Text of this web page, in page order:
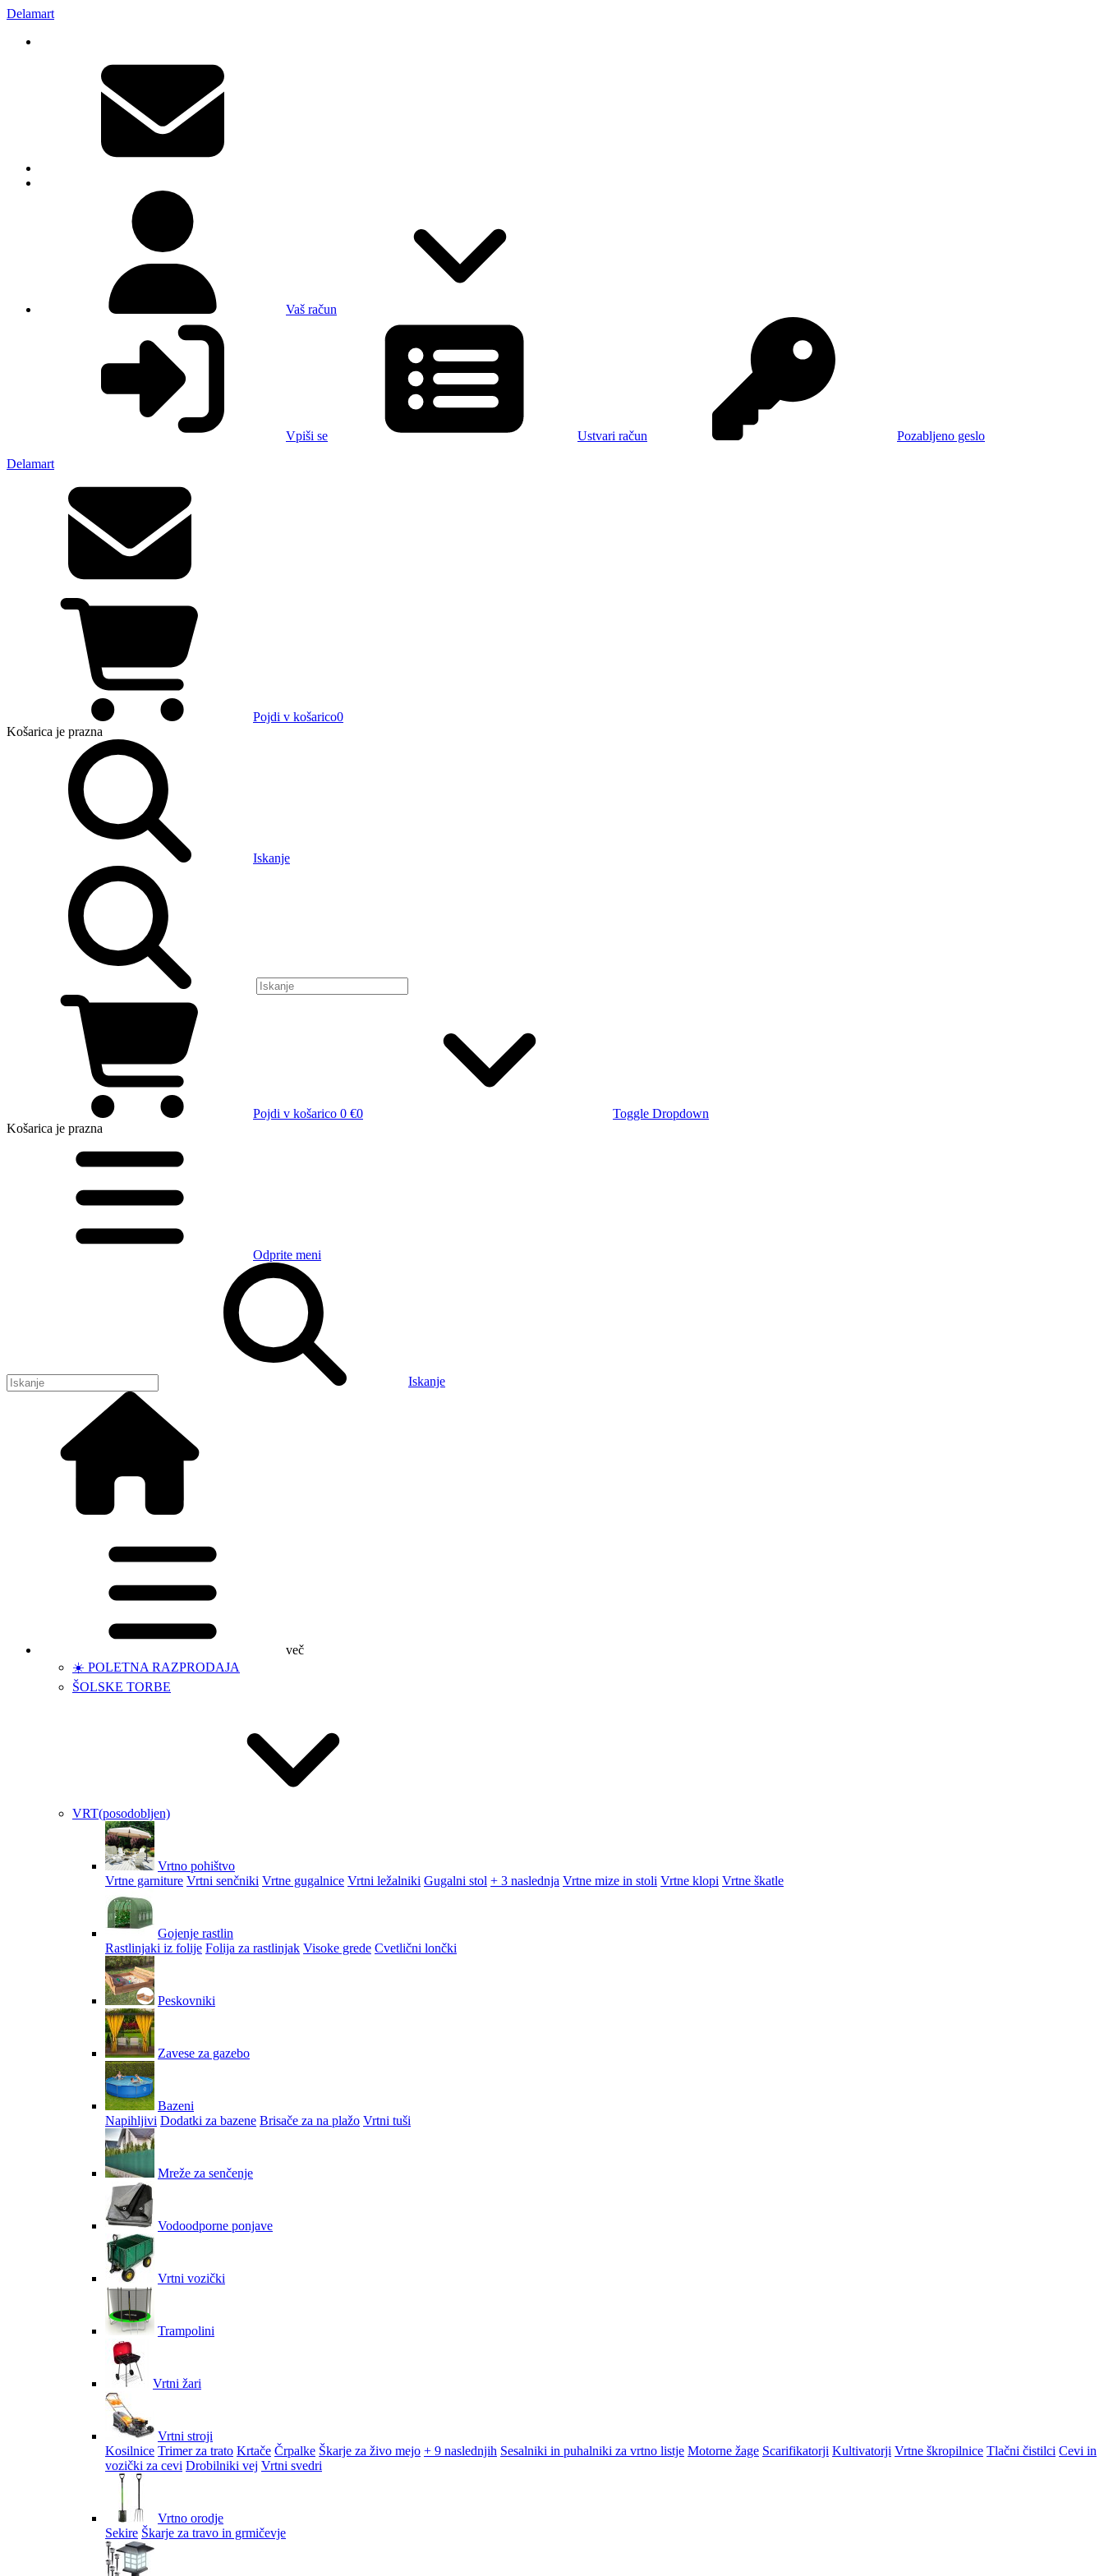
Delamart
Vaš račun
Vpiši se Ustvari račun
Pozabljeno geslo
Delamart
Pojdi v košarico0
Košarica je prazna
Iskanje
Pojdi v košarico 0 €0
Toggle Dropdown
Košarica je prazna
Odprite meni
Iskanje
več
☀️ POLETNA RAZPRODAJA
ŠOLSKE TORBE
VRT(posodobljen)
Vrtno pohištvo
Vrtne garniture Vrtni senčniki Vrtne gugalnice Vrtni ležalniki Gugalni stol + 3 naslednja Vrtne mize in stoli Vrtne klopi Vrtne škatle
Gojenje rastlin
Rastlinjaki iz folije Folija za rastlinjak Visoke grede Cvetlični lončki
Peskovniki
Zavese za gazebo
Bazeni
Napihljivi Dodatki za bazene Brisače za na plažo Vrtni tuši
Mreže za senčenje
Vodoodporne ponjave
Vrtni vozički
Trampolini
Vrtni žari
Vrtni stroji
Kosilnice Trimer za trato Krtače Črpalke Škarje za živo mejo + 9 naslednjih Sesalniki in puhalniki za vrtno listje Motorne žage Scarifikatorji Kultivatorji Vrtne škropilnice Tlačni čistilci Cevi in
vozički za cevi Drobilniki vej Vrtni svedri
Vrtno orodje
Sekire Škarje za travo in grmičevje